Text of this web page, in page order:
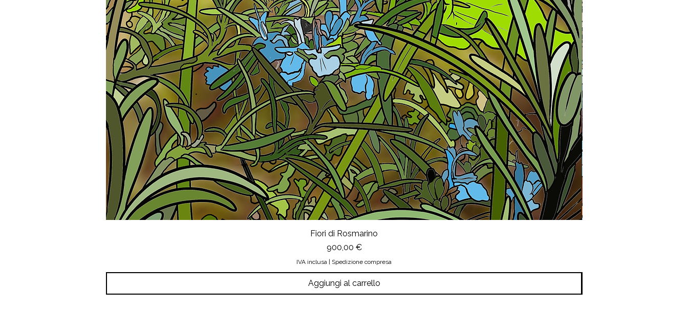
Fiori di Rosmarino
Prezzo
900,00 €
IVA inclusa Spedizione compresa
Aggiungi al carrello